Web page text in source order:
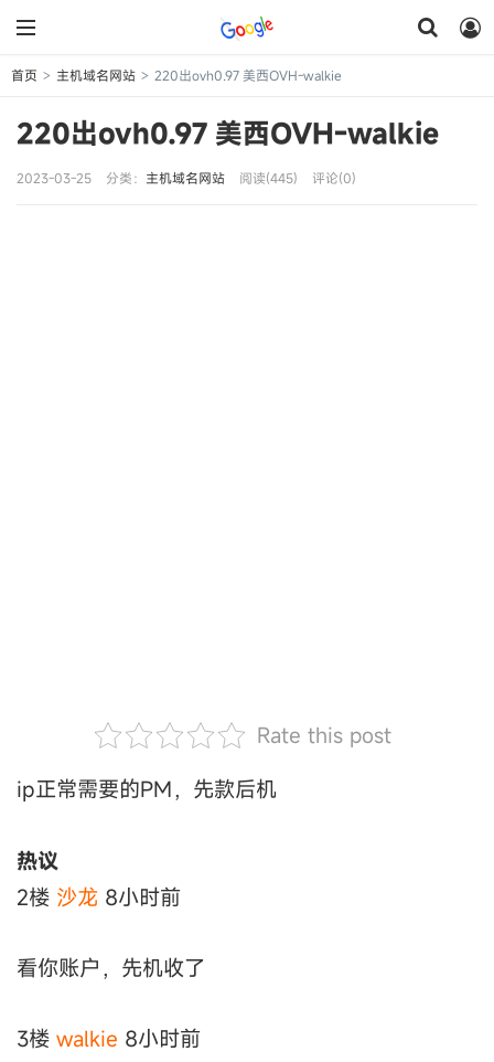
首页 > 主机域名网站 > 220出ovh0.97 美西OVH-walkie
220出ovh0.97 美西OVH-walkie
2023-03-25 分类： 主机域名网站 阅读(445) 评论(0)
Rate this post
ip正常需要的PM，先款后机
热议
2楼 沙龙 8小时前
看你账户，先机收了
3楼 walkie 8小时前